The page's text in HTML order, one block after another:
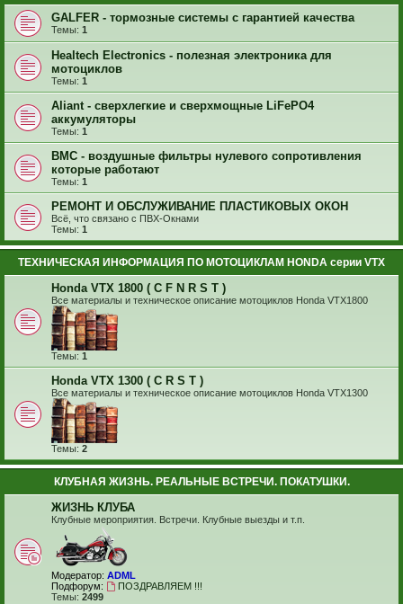
GALFER - тормозные системы с гарантией качества
Темы: 1
Healtech Electronics - полезная электроника для
мотоциклов
Темы: 1
Aliant - сверхлегкие и сверхмощные LiFePO4
аккумуляторы
Темы: 1
BMC - воздушные фильтры нулевого сопротивления
которые работают
Темы: 1
РЕМОНТ И ОБСЛУЖИВАНИЕ ПЛАСТИКОВЫХ ОКОН
Всё, что связано с ПВХ-Окнами
Темы: 1
ТЕХНИЧЕСКАЯ ИНФОРМАЦИЯ ПО МОТОЦИКЛАМ HONDA серии VTX
Honda VTX 1800 ( C F N R S T )
Все материалы и техническое описание мотоциклов Honda VTX1800
Темы: 1
Honda VTX 1300 ( C R S T )
Все материалы и техническое описание мотоциклов Honda VTX1300
Темы: 2
КЛУБНАЯ ЖИЗНЬ. РЕАЛЬНЫЕ ВСТРЕЧИ. ПОКАТУШКИ.
ЖИЗНЬ КЛУБА
Клубные мероприятия. Встречи. Клубные выезды и т.п.
Модератор: ADML
Подфорум:
ПОЗДРАВЛЯЕМ !!!
Темы: 2499